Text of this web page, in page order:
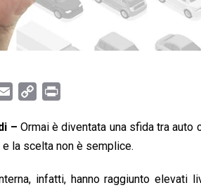
a
i
p
y
i
i
n
– Ormai è diventata una sfida tra
la scelta non è semplice.
infatti, hanno raggiunto elevati